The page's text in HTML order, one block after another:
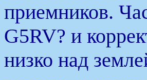
приемников.
G5RV? и
низко над